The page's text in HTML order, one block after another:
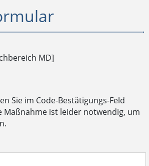
MD]
Sie im Code-Bestätigungs-Feld
Maßnahme ist leider notwendig, um